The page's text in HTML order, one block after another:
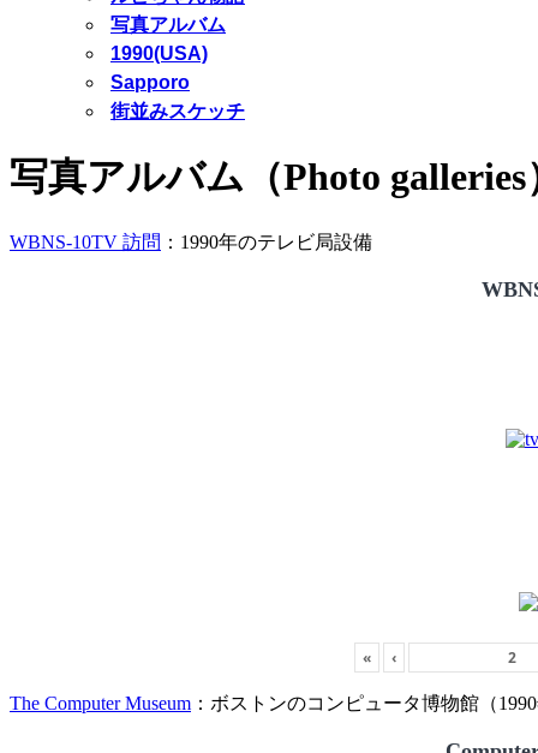
写真アルバム
1990(USA)
Sapporo
街並みスケッチ
写真アルバム（Photo galleries
WBNS-10TV 訪問 ：1990年のテレビ局設備
« ‹
The Computer Museum ：ボストンのコンピュータ博物館（